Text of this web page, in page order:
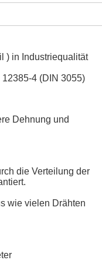
) in Industriequalität
4 (DIN 3055)
Dehnung und
die Verteilung der
wie vielen Drähten